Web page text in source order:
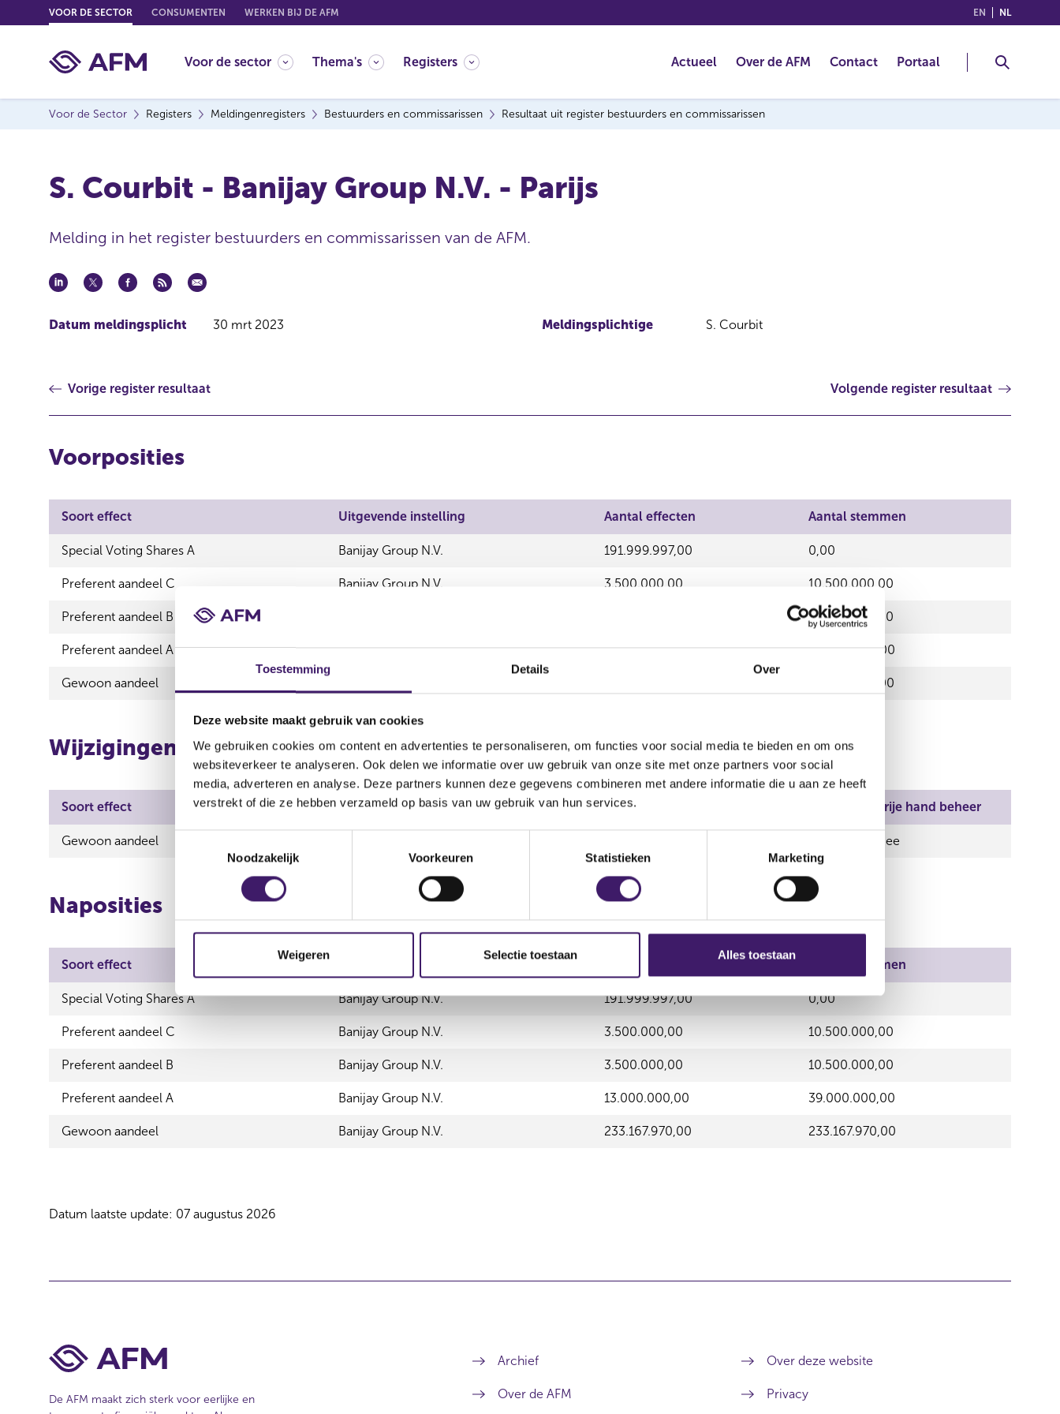
Toestemming Details Over
Deze website maakt gebruik van cookies
We gebruiken cookies om content en advertenties te personaliseren, om functies voor social media te bieden en om ons
websiteverkeer te analyseren. Ook delen we informatie over uw gebruik van onze site met onze partners voor social
media, adverteren en analyse. Deze partners kunnen deze gegevens combineren met andere informatie die u aan ze heeft
verstrekt of die ze hebben verzameld op basis van uw gebruik van hun services.
i
Noodzakelijk Voorkeuren Statistieken Marketing
Weigeren Selectie toestaan Alles toestaan
o
o
EN (ENGLISH)
NL
VOOR DE SECTOR CONSUMENTEN WERKEN BIJ DE AFM
Voor de sector Thema's Registers Actueel Over de AFM Contact Portaal
Voor de Sector Registers Meldingenregisters Bestuurders en commissarissen Resultaat uit register bestuurders en commissarissen
S. Courbit - Banijay Group N.V. - Parijs
Melding in het register bestuurders en commissarissen van de AFM.
Datum meldingsplicht 30 mrt 2023 Meldingsplichtige S. Courbit
Vorige register resultaat Volgende register resultaat
Voorposities
Soort effect Uitgevende instelling Aantal effecten Aantal stemmen
Special Voting Shares A Banijay Group N.V. 191.999.997,00 0,00
Preferent aandeel C Banijay Group N.V. 3.500.000,00 10.500.000,00
Preferent aandeel B 10.500.000,00
Preferent aandeel A Banijay Group N.V. 13.000.000,00 39.000.000,00
Gewoon aandeel 233.167.367,00
Wijzigingen
Soort effect Uitgevende instelling Aantal effecten Valuta Waarde per aandeel Vrije hand beheer
Gewoon aandeel Nee
Naposities
Soort effect Aantal stemmen
Special Voting Shares A Banijay Group N.V. 191.999.997,00 0,00
Preferent aandeel C Banijay Group N.V. 3.500.000,00 10.500.000,00
Preferent aandeel B Banijay Group N.V. 3.500.000,00 10.500.000,00
Preferent aandeel A Banijay Group N.V. 13.000.000,00 39.000.000,00
Gewoon aandeel Banijay Group N.V. 233.167.970,00 233.167.970,00
Datum laatste update: 07 augustus 2026
Archief
Over de AFM
Over deze website
Privacy
De AFM maakt zich sterk voor eerlijke en